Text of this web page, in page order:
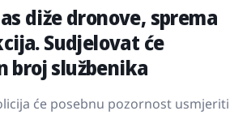
diže dronove, sprema
Sudjelovat će
broj službenika
će posebnu pozornost usmjeriti